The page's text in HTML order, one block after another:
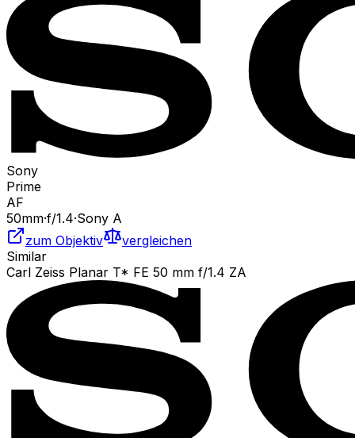
Sony
Prime
AF
50mm·f/1.4·Sony A
zum Objektiv
vergleichen
Similar
Carl Zeiss Planar T* FE 50 mm f/1.4 ZA